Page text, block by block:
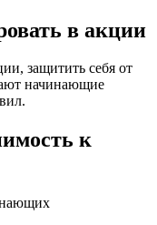
в акции
защитить себя от
начинающие
к